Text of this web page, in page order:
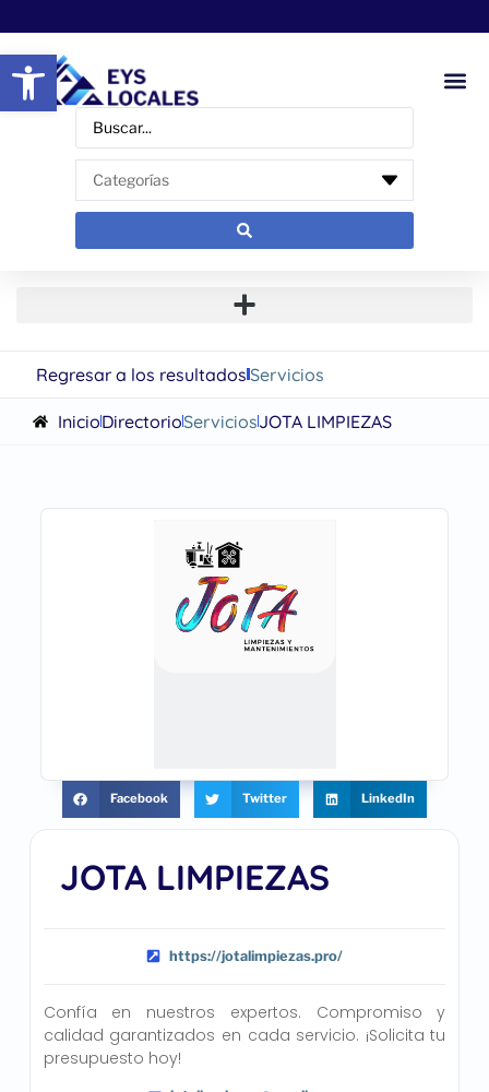
Abrir barra de herramientas
Regresar a los resultadosServicios
InicioDirectorioServiciosJOTA LIMPIEZAS
JOTA LIMPIEZAS
https://jotalimpiezas.pro/
Confía en nuestros expertos. Compromiso y
calidad garantizados en cada servicio. ¡Solicita tu
presupuesto hoy!
Facebook Twitter LinkedIn